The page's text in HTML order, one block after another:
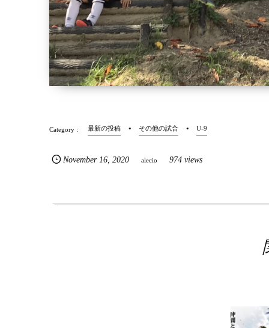
最新の投稿 その他の試合 U-9
November 16 ,2020 alecio 974 views